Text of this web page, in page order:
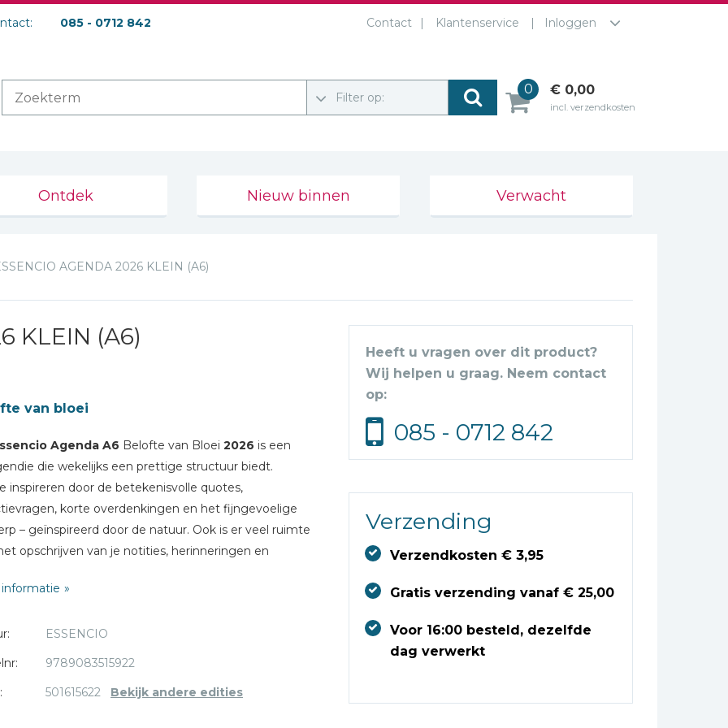
085 - 0712 842 Contact Klantenservice Inloggen
Filter op:
0 € 0,00
incl. verzendkosten
Ontdek Nieuw binnen Verwacht
AGENDA 2026 KLEIN (A6)
KLEIN (A6)
van bloei
Agenda A6 Belofte van Bloei 2026 is een
die wekelijks een prettige structuur biedt.
inspireren door de betekenisvolle quotes,
korte overdenkingen en het fijngevoelige
– geïnspireerd door de natuur. Ook is er veel ruimte
opschrijven van je notities, herinneringen en
voor persoonlijke gegevens
2026 & 2027
feestdagen 2026
ESSENCIO
9789083515922
501615622 Bekijk andere edities
Heeft u vragen over dit product?
Wij helpen u graag. Neem contact
op:
085 - 0712 842
Verzending
Verzendkosten € 3,95
Gratis verzending vanaf € 25,00
Voor 16:00 besteld, dezelfde
dag verwerkt